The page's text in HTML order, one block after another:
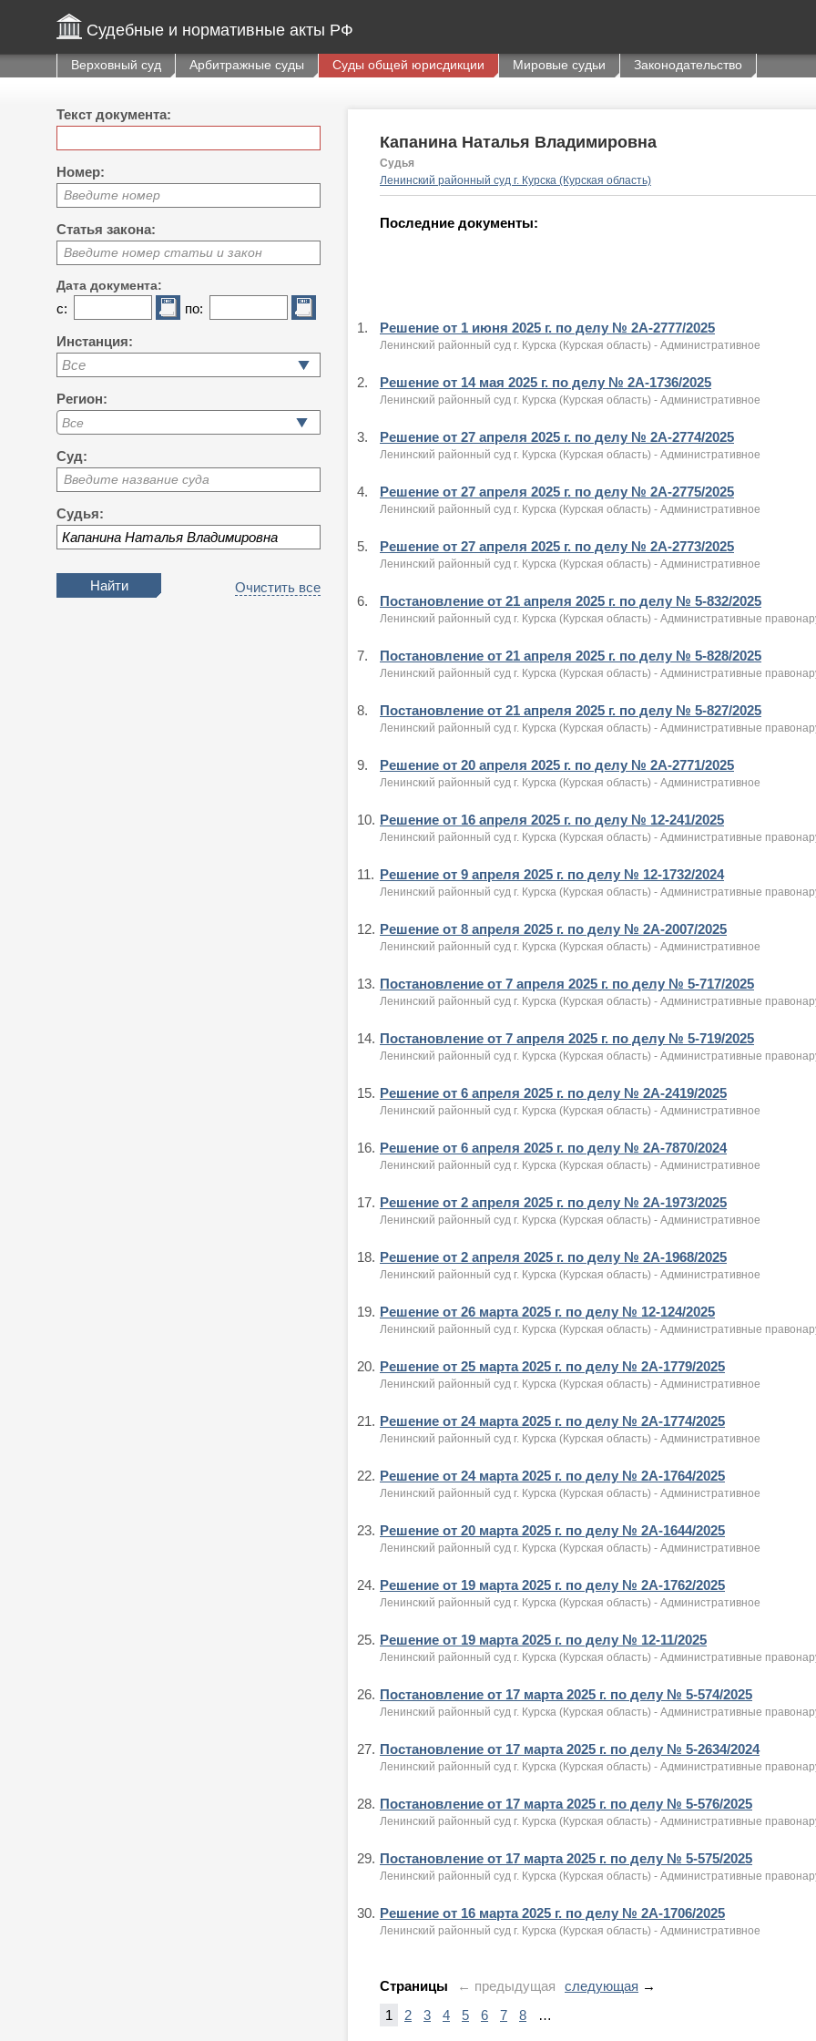
Судебные и нормативные акты РФ
Верховный суд Арбитражные суды Суды общей юрисдикции Мировые судьи Законодательство
Текст документа:
Номер:
Введите номер
Статья закона:
Введите номер статьи и закон
Дата документа:
с: по:
Инстанция:
Все
Регион:
Суд:
Введите название суда
Судья:
Очистить все
Капанина Наталья Владимировна
Судья
Ленинский районный суд г. Курска (Курская область)
Последние документы:
1. Решение от 1 июня 2025 г. по делу № 2А-2777/2025
Ленинский районный суд г. Курска (Курская область) - Административное
2. Решение от 14 мая 2025 г. по делу № 2А-1736/2025
Ленинский районный суд г. Курска (Курская область) - Административное
3. Решение от 27 апреля 2025 г. по делу № 2А-2774/2025
Ленинский районный суд г. Курска (Курская область) - Административное
4. Решение от 27 апреля 2025 г. по делу № 2А-2775/2025
Ленинский районный суд г. Курска (Курская область) - Административное
5. Решение от 27 апреля 2025 г. по делу № 2А-2773/2025
Ленинский районный суд г. Курска (Курская область) - Административное
6. Постановление от 21 апреля 2025 г. по делу № 5-832/2025
Ленинский районный суд г. Курска (Курская область) - Административные
7. Постановление от 21 апреля 2025 г. по делу № 5-828/2025
Ленинский районный суд г. Курска (Курская область) - Административные
8. Постановление от 21 апреля 2025 г. по делу № 5-827/2025
Ленинский районный суд г. Курска (Курская область) - Административные
9. Решение от 20 апреля 2025 г. по делу № 2А-2771/2025
Ленинский районный суд г. Курска (Курская область) - Административное
10. Решение от 16 апреля 2025 г. по делу № 12-241/2025
Ленинский районный суд г. Курска (Курская область) - Административные
11. Решение от 9 апреля 2025 г. по делу № 12-1732/2024
Ленинский районный суд г. Курска (Курская область) - Административные
12. Решение от 8 апреля 2025 г. по делу № 2А-2007/2025
Ленинский районный суд г. Курска (Курская область) - Административное
13. Постановление от 7 апреля 2025 г. по делу № 5-717/2025
Ленинский районный суд г. Курска (Курская область) - Административные
14. Постановление от 7 апреля 2025 г. по делу № 5-719/2025
Ленинский районный суд г. Курска (Курская область) - Административные
15. Решение от 6 апреля 2025 г. по делу № 2А-2419/2025
Ленинский районный суд г. Курска (Курская область) - Административное
16. Решение от 6 апреля 2025 г. по делу № 2А-7870/2024
Ленинский районный суд г. Курска (Курская область) - Административное
17. Решение от 2 апреля 2025 г. по делу № 2А-1973/2025
Ленинский районный суд г. Курска (Курская область) - Административное
18. Решение от 2 апреля 2025 г. по делу № 2А-1968/2025
Ленинский районный суд г. Курска (Курская область) - Административное
19. Решение от 26 марта 2025 г. по делу № 12-124/2025
Ленинский районный суд г. Курска (Курская область) - Административные
20. Решение от 25 марта 2025 г. по делу № 2А-1779/2025
Ленинский районный суд г. Курска (Курская область) - Административное
21. Решение от 24 марта 2025 г. по делу № 2А-1774/2025
Ленинский районный суд г. Курска (Курская область) - Административное
22. Решение от 24 марта 2025 г. по делу № 2А-1764/2025
Ленинский районный суд г. Курска (Курская область) - Административное
23. Решение от 20 марта 2025 г. по делу № 2А-1644/2025
Ленинский районный суд г. Курска (Курская область) - Административное
24. Решение от 19 марта 2025 г. по делу № 2А-1762/2025
Ленинский районный суд г. Курска (Курская область) - Административное
25. Решение от 19 марта 2025 г. по делу № 12-11/2025
Ленинский районный суд г. Курска (Курская область) - Административные
26. Постановление от 17 марта 2025 г. по делу № 5-574/2025
Ленинский районный суд г. Курска (Курская область) - Административные
27. Постановление от 17 марта 2025 г. по делу № 5-2634/2024
Ленинский районный суд г. Курска (Курская область) - Административные
28. Постановление от 17 марта 2025 г. по делу № 5-576/2025
Ленинский районный суд г. Курска (Курская область) - Административные
29. Постановление от 17 марта 2025 г. по делу № 5-575/2025
Ленинский районный суд г. Курска (Курская область) - Административные
30. Решение от 16 марта 2025 г. по делу № 2А-1706/2025
Ленинский районный суд г. Курска (Курская область) - Административное
Страницы ← предыдущая следующая →
1
2 3 4 5 6 7 8 …